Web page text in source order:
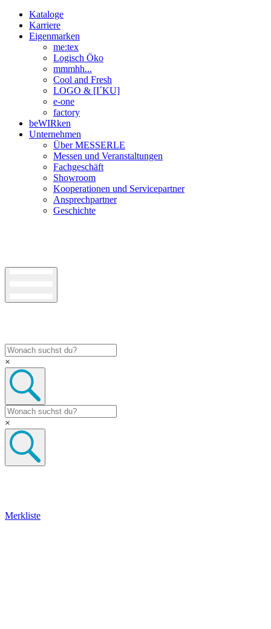
Kataloge
Karriere
Eigenmarken
me:tex
Logisch Öko
mmmhh...
Cool and Fresh
LOGO & [I´KU]
e-one
factory
beWIRken
Unternehmen
Über MESSERLE
Messen und Veranstaltungen
Fachgeschäft
Showroom
Kooperationen und Servicepartner
Ansprechpartner
Geschichte
×
×
Merkliste